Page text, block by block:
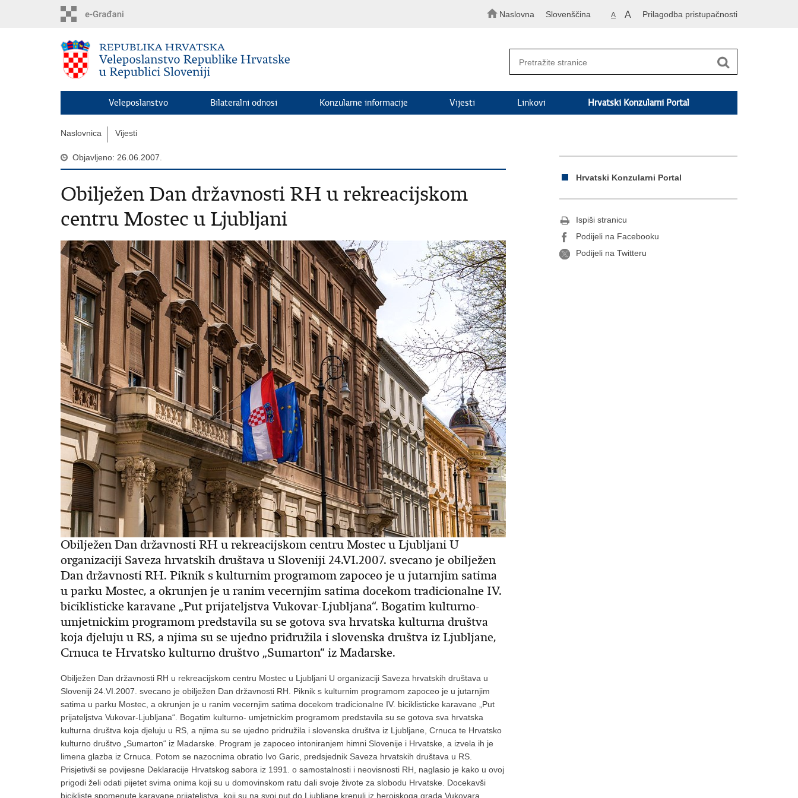
Naslovna Slovenščina A A Prilagodba pristupačnosti
Veleposlanstvo Bilateralni odnosi Konzularne informacije Vijesti Linkovi Hrvatski Konzularni Portal
Naslovnica Vijesti
Objavljeno: 26.06.2007.
Obilježen Dan državnosti RH u rekreacijskom
centru Mostec u Ljubljani
Obilježen Dan državnosti RH u rekreacijskom centru Mostec u Ljubljani U
organizaciji Saveza hrvatskih društava u Sloveniji 24.VI.2007. svecano je obilježen
Dan državnosti RH. Piknik s kulturnim programom zapoceo je u jutarnjim satima
u parku Mostec, a okrunjen je u ranim vecernjim satima docekom tradicionalne IV.
biciklisticke karavane „Put prijateljstva Vukovar-Ljubljana“. Bogatim kulturno-
umjetnickim programom predstavila su se gotova sva hrvatska kulturna društva
koja djeluju u RS, a njima su se ujedno pridružila i slovenska društva iz Ljubljane,
Crnuca te Hrvatsko kulturno društvo „Sumarton“ iz Madarske.
Obilježen Dan državnosti RH u rekreacijskom centru Mostec u Ljubljani U organizaciji Saveza hrvatskih društava u
Sloveniji 24.VI.2007. svecano je obilježen Dan državnosti RH. Piknik s kulturnim programom zapoceo je u jutarnjim
satima u parku Mostec, a okrunjen je u ranim vecernjim satima docekom tradicionalne IV. biciklisticke karavane „Put
prijateljstva Vukovar-Ljubljana“. Bogatim kulturno- umjetnickim programom predstavila su se gotova sva hrvatska
kulturna društva koja djeluju u RS, a njima su se ujedno pridružila i slovenska društva iz Ljubljane, Crnuca te Hrvatsko
kulturno društvo „Sumarton“ iz Madarske. Program je zapoceo intoniranjem himni Slovenije i Hrvatske, a izvela ih je
limena glazba iz Crnuca. Potom se nazocnima obratio Ivo Garic, predsjednik Saveza hrvatskih društava u RS.
Prisjetivši se povijesne Deklaracije Hrvatskog sabora iz 1991. o samostalnosti i neovisnosti RH, naglasio je kako u ovoj
prigodi želi odati pijetet svima onima koji su u domovinskom ratu dali svoje živote za slobodu Hrvatske. Docekavši
bicikliste spomenute karavane prijateljstva, koji su na svoj put do Ljubljane krenuli iz herojskoga grada Vukovara,
Hrvatski Konzularni Portal
Ispiši stranicu
Podijeli na Facebooku
Podijeli na Twitteru